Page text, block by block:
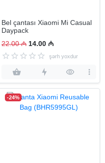
Bel çantası Xiaomi Mi Casual
Daypack
22.00 ₼ 14.00 ₼
şərh yoxdur
-24%